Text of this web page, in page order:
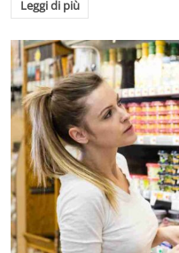
Leggi di più